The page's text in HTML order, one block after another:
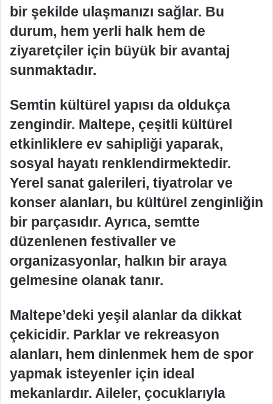
bir şekilde ulaşmanızı sağlar. Bu
durum, hem yerli halk hem de
ziyaretçiler için büyük bir avantaj
sunmaktadır.
Semtin kültürel yapısı da oldukça
zengindir. Maltepe, çeşitli kültürel
etkinliklere ev sahipliği yaparak,
sosyal hayatı renklendirmektedir.
Yerel sanat galerileri, tiyatrolar ve
konser alanları, bu kültürel zenginliğin
bir parçasıdır. Ayrıca, semtte
düzenlenen festivaller ve
organizasyonlar, halkın bir araya
gelmesine olanak tanır.
Maltepe’deki yeşil alanlar da dikkat
çekicidir. Parklar ve rekreasyon
alanları, hem dinlenmek hem de spor
yapmak isteyenler için ideal
mekanlardır. Aileler, çocuklarıyla